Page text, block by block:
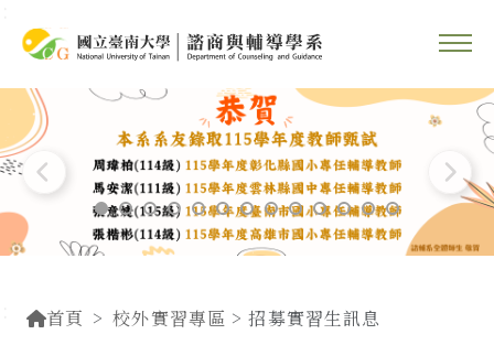
首頁 校外實習專區 > 招募實習生訊息